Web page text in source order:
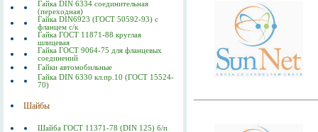
Гайка DIN 6334 соединительная
(переходная)
Гайка DIN6923 (ГОСТ 50592-93) с
фланцем с/к
Гайка ГОСТ 11871-88 круглая
шлицевая
Гайка ГОСТ 9064-75 для фланцевых
соединений
Гайки автомобильные
Гайка DIN 6330 кл.пр.10 (ГОСТ 15524-
70)
Шайбы
Шайба ГОСТ 11371-78 (DIN 125) б/п